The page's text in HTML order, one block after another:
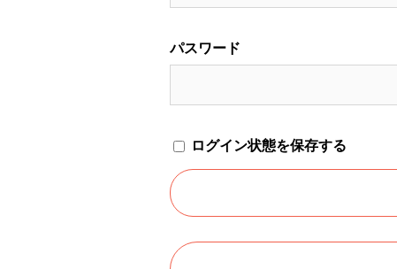
パスワード
ログイン状態を保存する